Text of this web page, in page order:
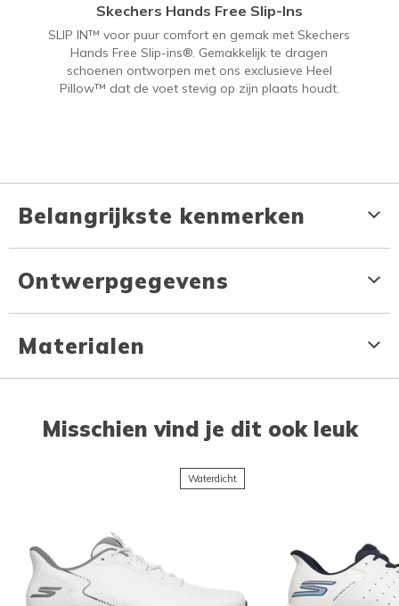
Skechers Hands Free Slip-Ins
SLIP IN™ voor puur comfort en gemak met Skechers
Hands Free Slip-ins®. Gemakkelijk te dragen
schoenen ontworpen met ons exclusieve Heel
Pillow™ dat de voet stevig op zijn plaats houdt.
Belangrijkste kenmerken
Ontwerpgegevens
Materialen
Misschien vind je dit ook leuk
Waterdicht